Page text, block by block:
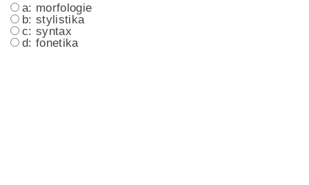
a: morfologie
b: stylistika
c: syntax
d: fonetika